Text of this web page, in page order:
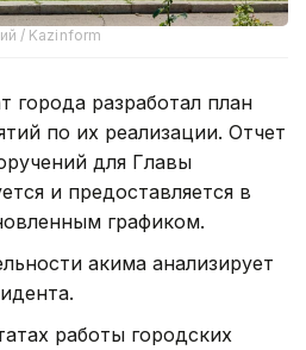
/ Kazinform
города разработал план
по их реализации. Отчет
для Главы
и предоставляется в
графиком.
акима анализирует
работы городских